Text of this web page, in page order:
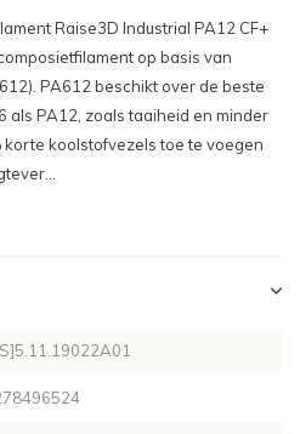
Raise3D Industrial PA12 CF+
op basis van
PA612 beschikt over de beste
als PA12, zoals taaiheid en minder
koolstofvezels toe te voegen